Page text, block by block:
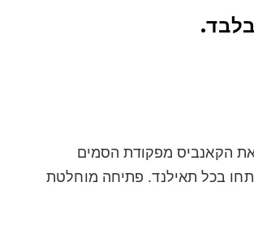
הסיר את הקאנביס מפקודת הסמים
בכל תאילנד. פתיחה מוחלטת